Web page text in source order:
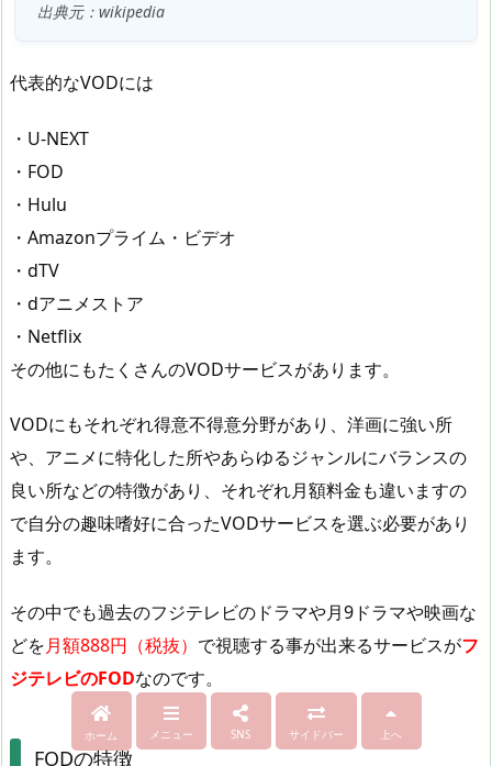
出典元：wikipedia
代表的なVODには
・U-NEXT
・FOD
・Hulu
・Amazonプライム・ビデオ
・dTV
・dアニメストア
・Netflix
その他にもたくさんのVODサービスがあります。
VODにもそれぞれ得意不得意分野があり、洋画に強い所
や、アニメに特化した所やあらゆるジャンルにバランスの
良い所などの特徴があり、それぞれ月額料金も違いますの
で自分の趣味嗜好に合ったVODサービスを選ぶ必要があり
ます。
その中でも過去のフジテレビのドラマや月9ドラマや映画な
どを月額888円（税抜） で視聴する事が出来るサービスがフ
ジテレビのFODなのです。
FODの特徴
ホーム メニュー SNS サイドバー 上へ